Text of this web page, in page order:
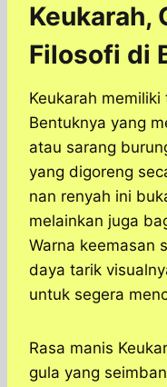
Keukarah,
Filosofi di
Keukarah
Bentuknya yang
atau sarang
yang digoreng
nan renyah ini
melainkan juga
Warna keemasan
daya tarik
untuk segera
Rasa manis
gula yang